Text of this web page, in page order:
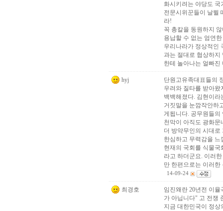
화시키려는 야당도 국
전문시위꾼들이 날뛸
라!
꼭 총칼을 동원하지
용납할 수 없는 엄연
우리나라가 정상적인
과는 절대로 협상하지
한테 놀아나는 얼빠
hyj
단원고유족대표들의
우려와 질타를 받아
백백해졌다. 김현이
거짓말을 눈깜작안하
게됩니다. 공무원들의
천막이 아직도 광화
더 방약무인의 시대로
한심하고 무력감을 느
현재의 국회를 식물
라고 하더군요. 이러
만 한편으로는 이러한
14-09-24
최경호
임진왜란 20년전 이
가 아닙니다" 고 전쟁
지금 대한민국이 정상